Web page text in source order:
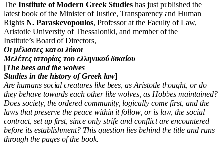
The Institute of Modern Greek Studies has just published the
latest book of the Minister of Justice, Transparency and Human
Rights N. Paraskevopoulos, Professor at the Faculty of Law,
Aristotle University of Thessaloniki, and member of the
Institute’s Board of Directors,
Οι μέλισσες και οι λύκοι
Μελέτες ιστορίας του ελληνικού δικαίου
[The bees and the wolves
Studies in the history of Greek law]
Are humans social creatures like bees, as Aristotle thought, or do
they behave towards each other like wolves, as Hobbes maintained?
Does society, the ordered community, logically come first, and the
laws that preserve the peace within it follow, or is law, the social
contract, set up first, since only strife and conflict are encountered
before its establishment? This question lies behind the title and runs
through the pages of the book.